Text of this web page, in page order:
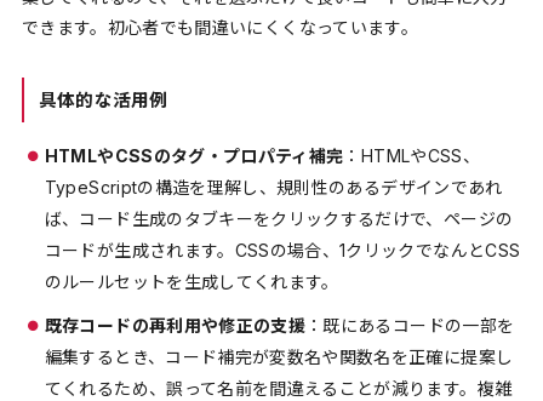
できます。初心者でも間違いにくくなっています。
具体的な活用例
HTMLやCSSのタグ・プロパティ補完 ：HTMLやCSS、
TypeScriptの構造を理解し、規則性のあるデザインであれ
ば、コード生成のタブキーをクリックするだけで、ページの
コードが生成されます。CSSの場合、1クリックでなんとCSS
のルールセットを生成してくれます。
既存コードの再利用や修正の支援 ：既にあるコードの一部を
編集するとき、コード補完が変数名や関数名を正確に提案し
てくれるため、誤って名前を間違えることが減ります。複雑